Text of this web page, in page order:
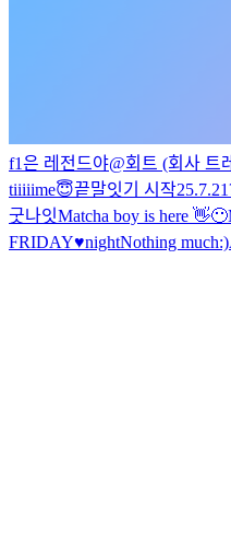
f1은 레전드야@회트 (회사 트
tiiiiime😇끝말잇기 시작25.7.21
굿나잇Matcha boy is here 👋😶
FRIDAY♥nightNothing much:)